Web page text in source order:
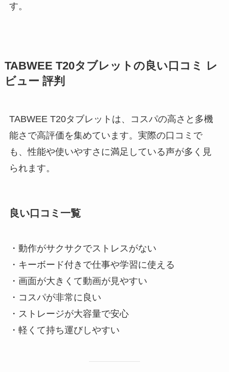
す。
TABWEE T20タブレットの良い口コミ レ
ビュー 評判
TABWEE T20タブレットは、コスパの高さと多機
能さで高評価を集めています。実際の口コミで
も、性能や使いやすさに満足している声が多く見
られます。
良い口コミ一覧
・動作がサクサクでストレスがない
・キーボード付きで仕事や学習に使える
・画面が大きくて動画が見やすい
・コスパが非常に良い
・ストレージが大容量で安心
・軽くて持ち運びしやすい